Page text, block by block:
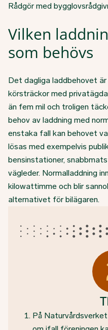
Rådgör med
Vilken
som behövs
Det dagliga laddbehovet
körsträckor med
än fem mil och troligen
behov av laddning med
enstaka fall kan behovet
lösas med exempelvis
bensinstationer,
vägleder. Normalladdning
kilowattimme och blir
alternativet för bilägaren.
På